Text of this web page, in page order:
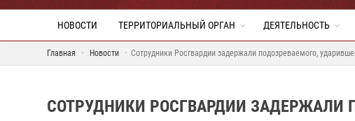
НОВОСТИ ТЕРРИТОРИАЛЬНЫЙ ОРГАН ДЕЯТЕЛЬНОСТЬ
Главная Новости Сотрудники Росгвардии задержали подозреваемого,
СОТРУДНИКИ РОСГВАРДИИ ЗАДЕРЖАЛИ